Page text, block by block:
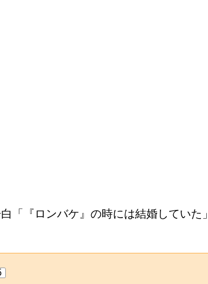
「『ロンバケ』の時には結婚していた」